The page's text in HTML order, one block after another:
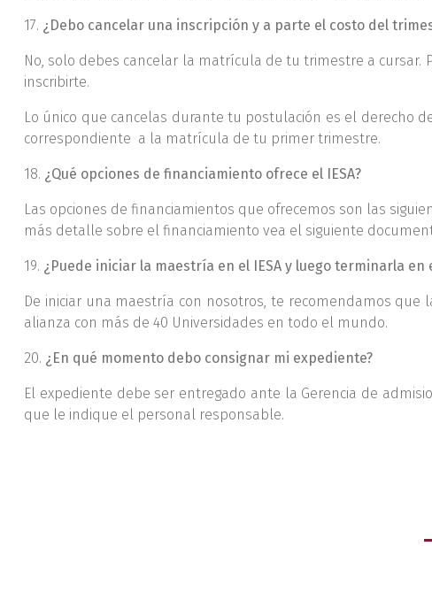
17. ¿Debo cancelar una inscripción y a parte el costo del
No, solo debes cancelar la matrícula de tu trimestre a
inscribirte.
Lo único que cancelas durante tu postulación es el derecho
correspondiente a la matrícula de tu primer trimestre.
18. ¿Qué opciones de financiamiento ofrece el IESA?
Las opciones de financiamientos que ofrecemos son las
más detalle sobre el financiamiento vea el siguiente
19. ¿Puede iniciar la maestría en el IESA y luego terminarla en
De iniciar una maestría con nosotros, te recomendamos
alianza con más de 40 Universidades en todo el mundo.
20. ¿En qué momento debo consignar mi expediente?
El expediente debe ser entregado ante la Gerencia de
que le indique el personal responsable.